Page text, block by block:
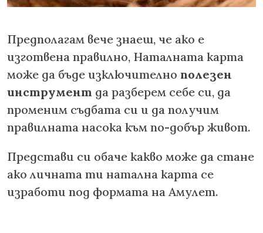
Предполагам вече знаеш, че ако е
изготвена правилно, Наталната карта
може да бъде изключително полезен
инструмент да разберем себе си, да
променим съдбата си и да получим
правилната насока към по-добър живот.
Представи си обаче какво може да стане
ако личната ти натална карта се
изработи под формата на Амулет.